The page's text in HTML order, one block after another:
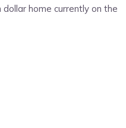
home currently on the